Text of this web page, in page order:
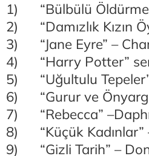
1) “Bülbülü
2) “Damızlık Kızın
3) “Jane Eyre” –
4) “Harry Potter”
5) “Uğultulu
6) “Gurur ve
7) “Rebecca”
8) “Küçük Kadınlar”
9) “Gizli Tarih” –